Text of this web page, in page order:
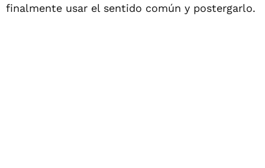
finalmente usar el sentido común y postergarlo.